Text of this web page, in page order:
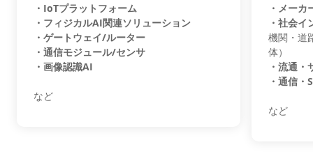
・IoTプラットフォーム
・フィジカルAI関連ソリューション
・ゲートウェイ/ルーター
・通信モジュール/センサ
・画像認識AI
など
・メーカ
・社会イ
機関・道
体）
・流通・
・通信・
など